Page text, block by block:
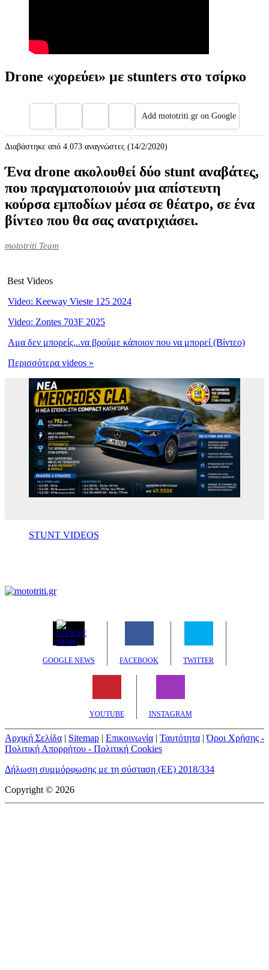
Drone «χορεύει» με stunters στο τσίρκο
Add mototriti.gr on Google
Διαβάστηκε από 4.073 αναγνώστες (14/2/2020)
Ένα drone ακολουθεί δύο stunt αναβάτες,
που πραγματοποιούν μια απίστευτη
κούρσα εμποδίων μέσα σε θέατρο, σε ένα
βίντεο που θα σας ανατριχιάσει.
mototriti Team
Best Videos
Video: Keeway Vieste 125 2024
Video: Zontes 703F 2025
Αμα δεν μπορείς...να βρούμε κάποιον που να μπορεί (Βίντεο)
Περισσότερα videos »
STUNT VIDEOS
GOOGLE NEWS FACEBOOK TWITTER
YOUTUBE INSTAGRAM
Αρχική Σελίδα | Sitemap | Επικοινωνία | Ταυτότητα |Όροι Χρήσης -
Πολιτική Απορρήτου - Πολιτική Cookies
Δήλωση συμμόρφωσης με τη σύσταση (ΕΕ) 2018/334
Copyright © 2026